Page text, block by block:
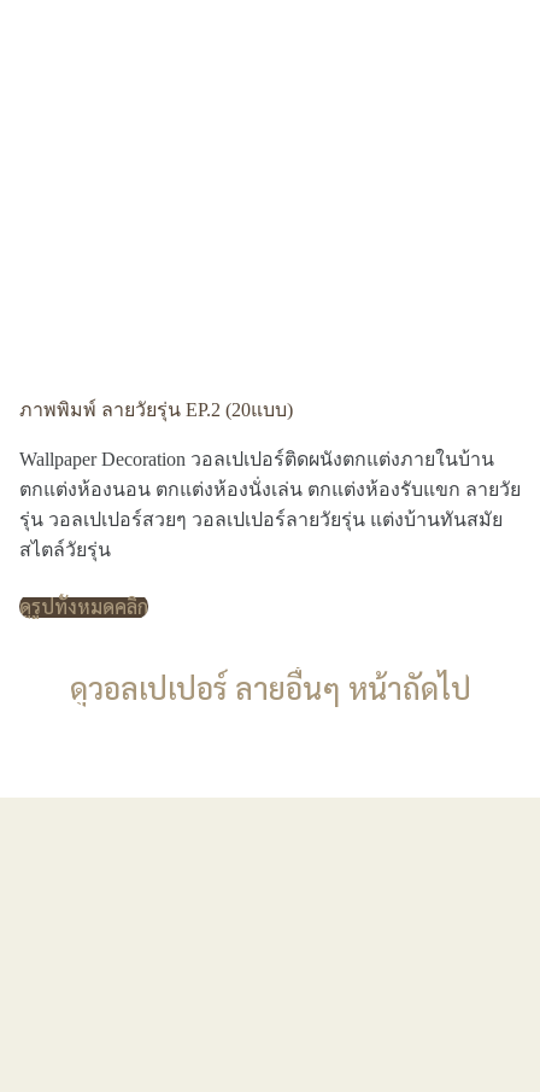
ภาพพิมพ์ ลายวัยรุ่น EP.2 (20แบบ)
Wallpaper Decoration วอลเปเปอร์ติดผนังตกแต่งภายในบ้าน
ตกแต่งห้องนอน ตกแต่งห้องนั่งเล่น ตกแต่งห้องรับแขก ลายวัย
รุ่น วอลเปเปอร์สวยๆ วอลเปเปอร์ลายวัยรุ่น แต่งบ้านทันสมัย
สไตล์วัยรุ่น
ดูรูปทั้งหมดคลิก
ดูวอลเปเปอร์ ลายอื่นๆ หน้าถัดไป